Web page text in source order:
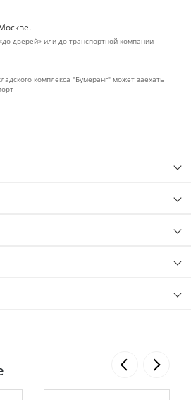
дверей» или до транспортной компании
комплекса "Бумеранг" может заехать